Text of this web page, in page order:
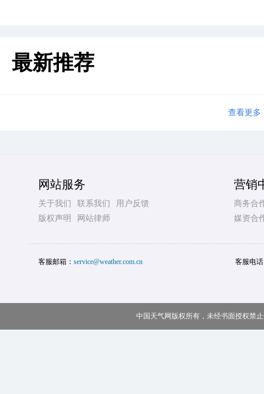
最新推荐
查看更多
网站服务
关于我们 联系我们
用户反馈
版权声明
网站律师
营销
商务合
媒资合
客服邮箱： service@weather.com.cn 客服电
中国天气网版权所有，未经书面授权